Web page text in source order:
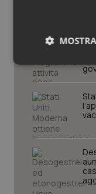
Tumori
Ulcera &
VacciniNecessari
I cookie
sito web
navigazione